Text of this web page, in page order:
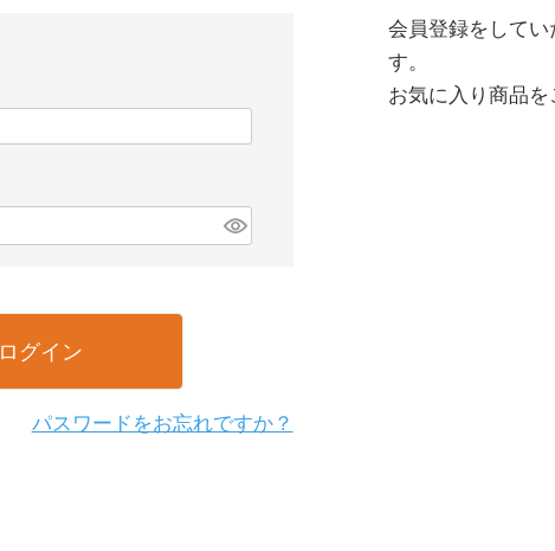
ログイン
パスワードをお忘れですか？
会員登録をして
す。
お気に入り商品を